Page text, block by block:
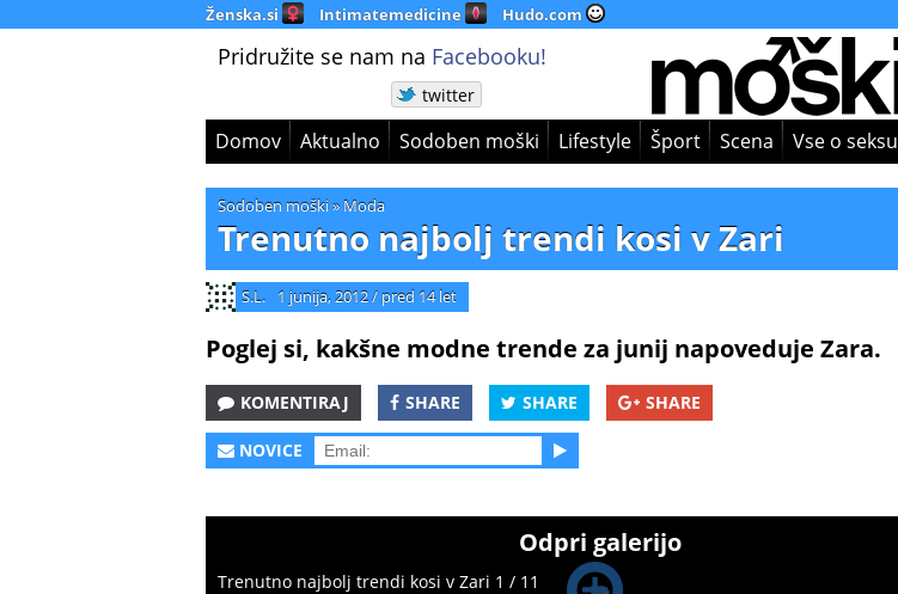
Ženska.si Intimatemedicine Hudo.com
Pridružite se nam na Facebooku!
twitter
Domov Aktualno Sodoben moški Lifestyle Šport Scena Vse o seksu
Sodoben moški» Moda
Trenutno najbolj trendi kosi v Zari
S.L. 1 junija, 2012/ pred 14 let
Poglej si, kakšne modne trende za junij napoveduje Zara.
KOMENTIRAJ SHARE SHARE SHARE
NOVICE
Odpri galerijo
Trenutno najbolj trendi kosi v Zari 1 / 11